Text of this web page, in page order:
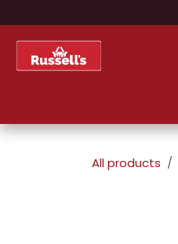
All products